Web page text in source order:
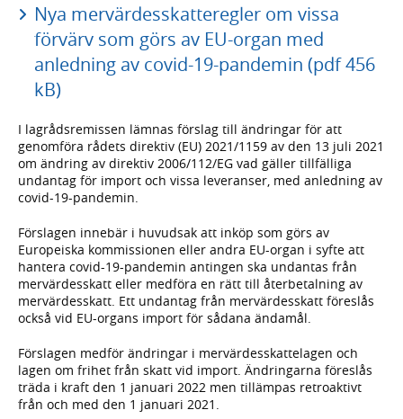
Nya mervärdesskatteregler om vissa
förvärv som görs av EU-organ med
anledning av covid-19-pandemin (pdf 456
kB)
I lagrådsremissen lämnas förslag till ändringar för att
genomföra rådets direktiv (EU) 2021/1159 av den 13 juli 2021
om ändring av direktiv 2006/112/EG vad gäller tillfälliga
undantag för import och vissa leveranser, med anledning av
covid-19-pandemin.
Förslagen innebär i huvudsak att inköp som görs av
Europeiska kommissionen eller andra EU-organ i syfte att
hantera covid-19-pandemin antingen ska undantas från
mervärdesskatt eller medföra en rätt till återbetalning av
mervärdesskatt. Ett undantag från mervärdesskatt föreslås
också vid EU-organs import för sådana ändamål.
Förslagen medför ändringar i mervärdesskattelagen och
lagen om frihet från skatt vid import. Ändringarna föreslås
träda i kraft den 1 januari 2022 men tillämpas retroaktivt
från och med den 1 januari 2021.